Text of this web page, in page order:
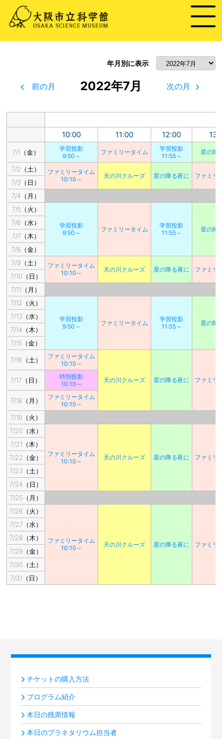
年月別に表示
前の月 2022年7月 次の月
10:00 11:00 12:00
7/1（金）
学習投影
9:50～
ファミリータイム
学習投影
11:55～
星の降
7/2（土）
ファミリータイム
10:10～
天の川クルーズ 星の降る夜に ファミリ
7/3（日）
7/4（月）
7/5（火）
学習投影
9:50～
ファミリータイム
学習投影
11:55～
星の降
7/6（水）
7/7（木）
7/8（金）
7/9（土）
ファミリータイム
10:10～
天の川クルーズ 星の降る夜に ファミリ
7/10（日）
7/11（月）
7/12（火）
学習投影
9:50～
ファミリータイム
学習投影
11:55～
星の降
7/13（水）
7/14（木）
7/15（金）
7/16（土）
ファミリータイム
10:10～
天の川クルーズ 星の降る夜に ファミリ
7/17（日）
特別投影
10:10～
7/18（月）
ファミリータイム
10:10～
7/19（火）
7/20（水）
ファミリータイム
10:10～
天の川クルーズ 星の降る夜に ファミリ
7/21（木）
7/22（金）
7/23（土）
7/24（日）
7/25（月）
7/26（火）
ファミリータイム
10:10～
天の川クルーズ 星の降る夜に ファミリ
7/27（水）
7/28（木）
7/29（金）
7/30（土）
7/31（日）
チケットの購入方法
プログラム紹介
本日の残席情報
本日のプラネタリウム担当者